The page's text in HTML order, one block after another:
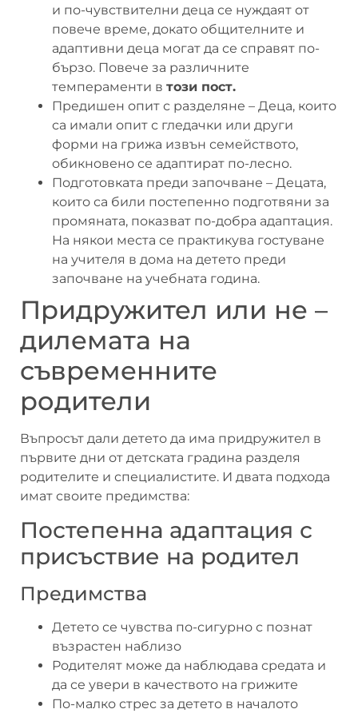
и по-чувствителни деца се нуждаят от
повече време, докато общителните и
адаптивни деца могат да се справят по-
бързо. Повече за различните
темпераменти в този пост.
Предишен опит с разделяне – Деца, които
са имали опит с гледачки или други
форми на грижа извън семейството,
обикновено се адаптират по-лесно.
Подготовката преди започване – Децата,
които са били постепенно подготвяни за
промяната, показват по-добра адаптация.
На някои места се практикува гостуване
на учителя в дома на детето преди
започване на учебната година.
Придружител или не –
дилемата на
съвременните
родители
Въпросът дали детето да има придружител в
първите дни от детската градина разделя
родителите и специалистите. И двата подхода
имат своите предимства:
Постепенна адаптация с
присъствие на родител
Предимства
Детето се чувства по-сигурно с познат
възрастен наблизо
Родителят може да наблюдава средата и
да се увери в качеството на грижите
По-малко стрес за детето в началото